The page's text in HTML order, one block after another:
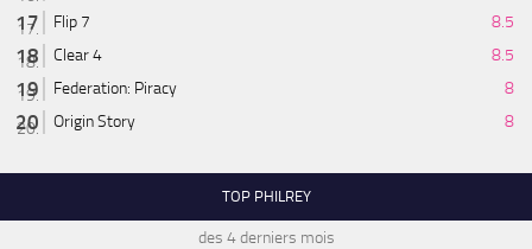
Flip 7
8.5
Clear 4
8.5
Federation: Piracy
8
Origin Story
8
TOP PHILREY
des 4 derniers mois